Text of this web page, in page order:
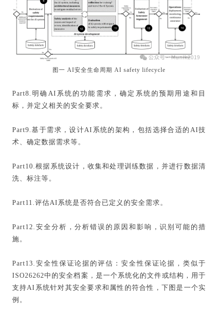
图一 AI安全生命周期 AI safety lifecycle
Part8.明确AI系统的功能需求，确定系统的预期用途和目
标，并定义相关的安全要求。
Part9.基于需求，设计AI系统的架构，包括选择合适的AI技
术、确定数据需求等。
Part10.根据系统设计，收集和处理训练数据，并进行数据清
洗、标注等。
Part11.评估AI系统是否符合已定义的安全需求。
Part12.安全分析，分析错误的原因和影响，识别可能的措
施。
Part13.安全性保证论据的评估：安全性保证论据，类似于
ISO26262中的安全档案，是一个系统化的文件或结构，用于
支持AI系统针对其安全要求和属性的符合性，下图是一个实
例。